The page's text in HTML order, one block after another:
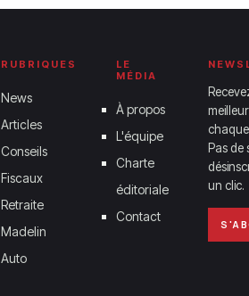
RUBRIQUES
News
Articles
Conseils
Fiscaux
Retraite
Madelin
Auto
LE
MÉDIA
À propos
L'équipe
Charte
éditoriale
Contact
Pas de
un clic.